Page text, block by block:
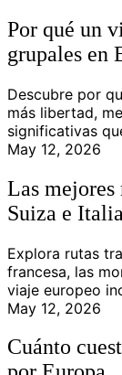
Por qué un
grupales en
Descubre por
más libertad,
significativas
May 12, 2026
Las mejores
Suiza e Italia
Explora rutas
francesa, las
viaje europeo
May 12, 2026
Cuánto